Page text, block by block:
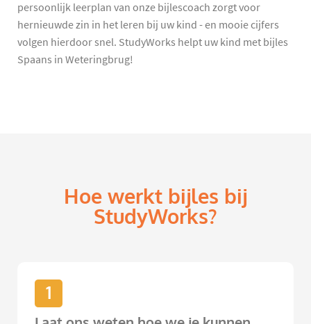
persoonlijk leerplan van onze bijlescoach zorgt voor
hernieuwde zin in het leren bij uw kind - en mooie cijfers
volgen hierdoor snel. StudyWorks helpt uw kind met bijles
Spaans in Weteringbrug!
Hoe werkt bijles bij
StudyWorks?
1